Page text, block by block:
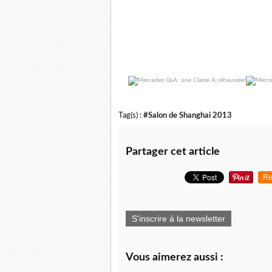
Tag(s) : #Salon de Shanghai 2013
Partager cet article
S'inscrire à la newsletter
Vous aimerez aussi :